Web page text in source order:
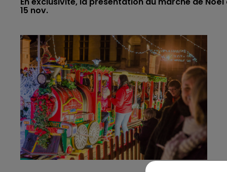
15 nov.